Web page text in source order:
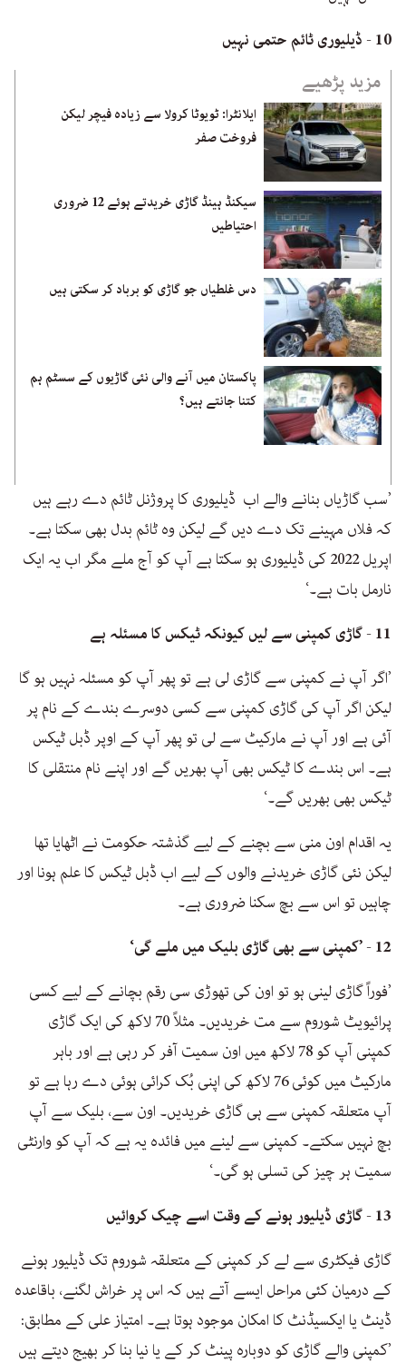
10 - ڈیلیوری ٹائم حتمی نہیں
مزید پڑھیے
ایلانٹرا: ٹویوٹا کرولا سے زیادہ فیچر لیکن
فروخت صفر
سیکنڈ ہینڈ گاڑی خریدتے ہوئے 12 ضروری
احتیاطیں
دس غلطیاں جو گاڑی کو برباد کر سکتی ہیں
پاکستان میں آنے والی نئی گاڑیوں کے سسٹم ہم
کتنا جانتے ہیں؟
’سب گاڑیاں بنانے والے اب ڈیلیوری کا پروژنل ٹائم دے رہے ہیں
کہ فلاں مہینے تک دے دیں گے لیکن وہ ٹائم بدل بھی سکتا ہے۔
اپریل 2022 کی ڈیلیوری ہو سکتا ہے آپ کو آج ملے مگر اب یہ ایک
نارمل بات ہے۔‘
11 - گاڑی کمپنی سے لیں کیونکہ ٹیکس کا مسئلہ ہے
’اگر آپ نے کمپنی سے گاڑی لی ہے تو پھر آپ کو مسئلہ نہیں ہو گا
لیکن اگر آپ کی گاڑی کمپنی سے کسی دوسرے بندے کے نام پر
آئی ہے اور آپ نے مارکیٹ سے لی تو پھر آپ کے اوپر ڈبل ٹیکس
ہے۔ اس بندے کا ٹیکس بھی آپ بھریں گے اور اپنے نام منتقلی کا
ٹیکس بھی بھریں گے۔‘
یہ اقدام اون منی سے بچنے کے لیے گذشتہ حکومت نے اٹھایا تھا
لیکن نئی گاڑی خریدنے والوں کے لیے اب ڈبل ٹیکس کا علم ہونا اور
چاہیں تو اس سے بچ سکنا ضروری ہے۔
12 - ’کمپنی سے بھی گاڑی بلیک میں ملے گی‘
’فوراً گاڑی لینی ہو تو اون کی تھوڑی سی رقم بچانے کے لیے کسی
پرائیویٹ شوروم سے مت خریدیں۔ مثلاً 70 لاکھ کی ایک گاڑی
کمپنی آپ کو 78 لاکھ میں اون سمیت آفر کر رہی ہے اور باہر
مارکیٹ میں کوئی 76 لاکھ کی اپنی بُک کرائی ہوئی دے رہا ہے تو
آپ متعلقہ کمپنی سے ہی گاڑی خریدیں۔ اون سے، بلیک سے آپ
بچ نہیں سکتے۔ کمپنی سے لینے میں فائدہ یہ ہے کہ آپ کو وارنٹی
سمیت ہر چیز کی تسلی ہو گی۔‘
13 - گاڑی ڈیلیور ہونے کے وقت اسے چیک کروائیں
گاڑی فیکٹری سے لے کر کمپنی کے متعلقہ شوروم تک ڈیلیور ہونے
کے درمیان کئی مراحل ایسے آتے ہیں کہ اس پر خراش لگنے، باقاعدہ
ڈینٹ یا ایکسیڈنٹ کا امکان موجود ہوتا ہے۔ امتیاز علی کے مطابق:
’کمپنی والے گاڑی کو دوبارہ پینٹ کر کے یا نیا بنا کر بھیج دیتے ہیں